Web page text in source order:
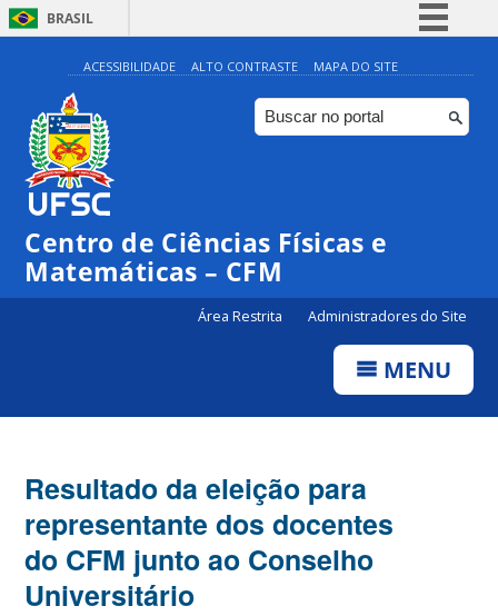
BRASIL
Simplifique!
Comunica BR
Participe
Canais
ACESSIBILIDADE ALTO CONTRASTE MAPA DO SITE
Centro de Ciências Físicas e
Matemáticas – CFM
Área Restrita Administradores do Site
MENU
Resultado da eleição para
representante dos docentes
do CFM junto ao Conselho
Universitário